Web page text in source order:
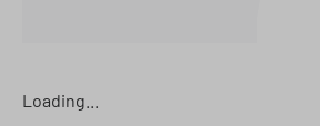
Loading...